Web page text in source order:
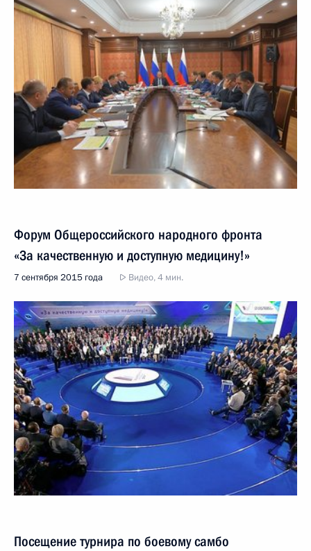
Форум Общероссийского народного фронта
«За качественную и доступную медицину!»
7 сентября 2015 года Видео, 4 мин.
Посещение турнира по боевому самбо